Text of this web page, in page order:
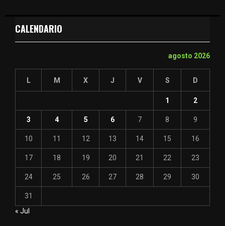
CALENDARIO
agosto 2026
L M X J V S D
1 2
3 4 5 6 7 8 9
10 11 12 13 14 15 16
17 18 19 20 21 22 23
24 25 26 27 28 29 30
31
« Jul